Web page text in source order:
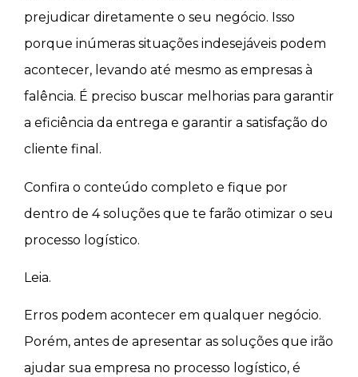
prejudicar diretamente o seu negócio. Isso
porque inúmeras situações indesejáveis podem
acontecer, levando até mesmo as empresas à
falência. É preciso buscar melhorias para garantir
a eficiência da entrega e garantir a satisfação do
cliente final.
Confira o conteúdo completo e fique por
dentro de 4 soluções que te farão otimizar o seu
processo logístico.
Leia.
Erros podem acontecer em qualquer negócio.
Porém, antes de apresentar as soluções que irão
ajudar sua empresa no processo logístico, é